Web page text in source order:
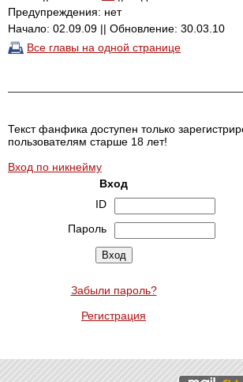
Предупреждения: нет
Начало: 02.09.09 || Обновление: 30.03.10
Все главы на одной странице
Текст фанфика доступен только
пользователям старше 18 лет!
Вход по никнейму
Вход
ID
Пароль
Забыли пароль?
Регистрация